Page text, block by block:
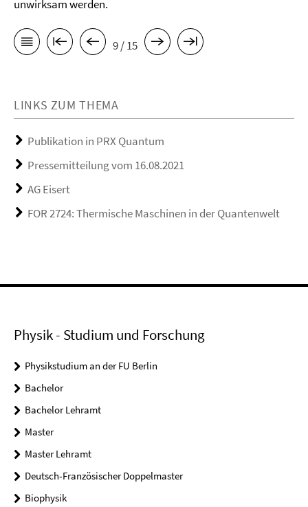
unwirksam werden.
9 / 15
LINKS ZUM THEMA
Publikation in PRX Quantum
Pressemitteilung vom 16.08.2021
AG Eisert
FOR 2724: Thermische Maschinen in der Quantenwelt
Physik - Studium und Forschung
Physikstudium an der FU Berlin
Bachelor
Bachelor Lehramt
Master
Master Lehramt
Deutsch-Französischer Doppelmaster
Biophysik